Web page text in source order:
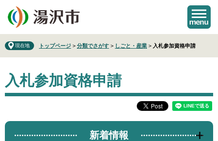
の
先
頭
。
ー
を
飛
て
本
現在地 トップページ > 分類でさがす > しごと・産業 > 入札参加資格申請
文
入札参加資格申請
新着情報